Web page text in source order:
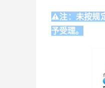
⚠️注：未按规
予受理。